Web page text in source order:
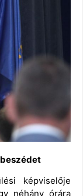
képviselője
néhány órára